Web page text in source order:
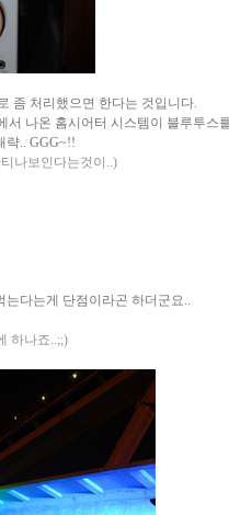
좀 처리했으면 한다는 것입니다.
서 나온 홈시어터 시스템이 블루투스
략.. GGG~!!
나보인다는것이..)
는다는게 단점이라곤 하더군요..
하나죠..;;)